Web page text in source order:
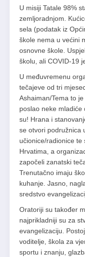
U misiji Tatale 98%
zemljoradnjom.
sela (podatak iz
škole nema u većini
osnovne škole.
školu, ali COVID-19
U međuvremenu
tečajeve od tri
Ashaiman/Tema to
poslao neke
su! Hrana i
se otvori podružnica
učionice/radionice te
Hrvatima, a
započeli zanatski
Trenutačno imaju
kuhanje. Jasno,
sredstvo
Oratoriji su također
najprikladniji su za
evangelizaciju.
voditelje, škola za
sportu i znanju,